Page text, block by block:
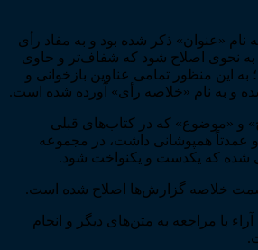
نام «عنوان» ذکر شده بود و به مفاد رأی
نحوی اصلاح شود که شفاف‌­تر و حاوی
به این منظور تمامی عناوین بازخوانی و
و به نام «خلاصه رأی» آورده شده است.
«موضوع» که در کتاب­‌های قبلی
عمدتاً هم­پوشانی داشت، در مجموعه
شده که یکدست و یکنواخت شود.
خلاصه گزارش‌­ها اصلاح شده است.
با مراجعه به متن‌­های دیگر و انجام